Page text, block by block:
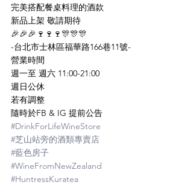
完美搭配餐桌料理的酒款
新品上架 敬請期待
🎉🎉🎉🍷🍷🍷🎊🎊🎊
-台北市士林區福華路166巷11號-
營業時間
週一至 週六 11:00-21:00
週日公休
若有調整
隨時於FB & IG 提前公告
#DrinkForLifeWineStore
#芝山站旁的酒類專賣店
#藍色房子
#WineFromNewZealand
#HuntressKuratea